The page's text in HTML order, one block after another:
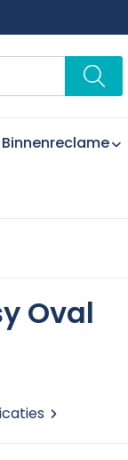
Binnenreclame
Oval